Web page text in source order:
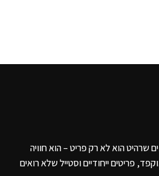
שרהיט הוא לא רק פריט – הוא חוויה
פריטים ייחודיים וסטייל שלא רואים